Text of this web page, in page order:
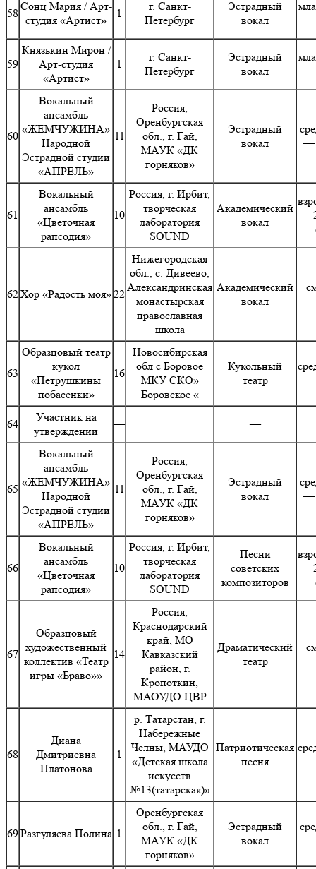
58
Сонц Мария / Арт-
студия «Артист»
1
г. Санкт-
Петербург
Эстрадный
вокал
59
Князькин Мирон /
Арт-студия
«Артист»
1
г. Санкт-
Петербург
Эстрадный
вокал
60
Вокальный
ансамбль
«ЖЕМЧУЖИНА»
Народной
Эстрадной студии
«АПРЕЛЬ»
11
Россия,
Оренбургская
обл., г. Гай,
МАУК «ДК
горняков»
Эстрадный
вокал
—
61
Вокальный
ансамбль
«Цветочная
рапсодия»
10
Россия, г. Ирбит,
творческая
лаборатория
SOUND
Академический
вокал
62Хор «Радость моя»22
Нижегородская
обл., с. Дивеево,
Александринская
монастырская
православная
школа
Академический
вокал
63
Образцовый театр
кукол
«Петрушкины
побасенки»
16
Новосибирская
обл с Боровое
МКУ СКО»
Боровское «
Кукольный
театр
64
Участник на
утверждении
— —
65
Вокальный
ансамбль
«ЖЕМЧУЖИНА»
Народной
Эстрадной студии
«АПРЕЛЬ»
11
Россия,
Оренбургская
обл., г. Гай,
МАУК «ДК
горняков»
Эстрадный
вокал
—
66
Вокальный
ансамбль
«Цветочная
рапсодия»
10
Россия, г. Ирбит,
творческая
лаборатория
SOUND
Песни
советских
композиторов
67
Образцовый
художественный
коллектив «Театр
игры «Браво»»
14
Россия,
Краснодарский
край, МО
Кавказский
район, г.
Кропоткин,
МАОУДО ЦВР
Драматический
театр
68
Диана
Дмитриевна
Платонова
1
р. Татарстан, г.
Набережные
Челны, МАУДО
«Детская школа
искусств
№13(татарская)»
Патриотическая
песня
69Разгуляева Полина 1
Оренбургская
обл., г. Гай,
МАУК «ДК
горняков»
Эстрадный
вокал
—